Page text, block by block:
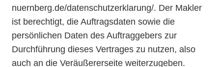
nuernberg.de/datenschutzerklarung/. Der Makler
ist berechtigt, die Auftragsdaten sowie die
persönlichen Daten des Auftraggebers zur
Durchführung dieses Vertrages zu nutzen, also
auch an die Veräußererseite weiterzugeben.